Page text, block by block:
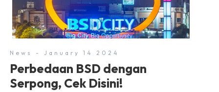
Menurut Direktur BSDE Hermawan Wijaya menghadapi
2024, kondisi ekonomi global maupun nasional dapat
memengaruhi pertimbangan masyarakat untuk membeli
rumah maupun investasi di sektor […]
News - January 14 2024
Perbedaan BSD dengan
Serpong, Cek Disini!